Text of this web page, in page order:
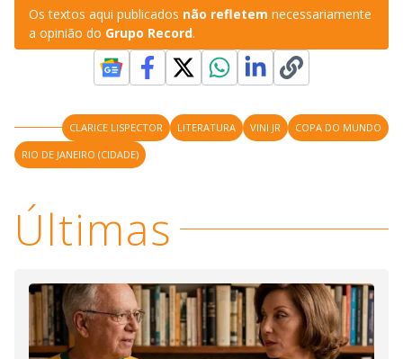
Os textos aqui publicados não refletem necessariamente
a opinião do Grupo Record.
CLARICE LISPECTOR LITERATURA VINI JR
COPA DO MUNDO
RIO DE JANEIRO (CIDADE)
Últimas